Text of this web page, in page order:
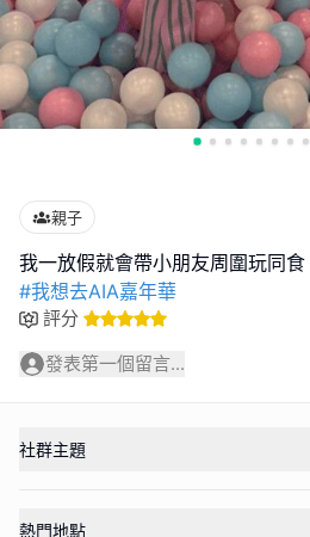
親子
#我想去AIA嘉年華
評分
發表第一個留言...
社群主題
熱門地點